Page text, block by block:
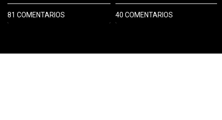
81 COMENTARIOS 40 COMENTARIOS